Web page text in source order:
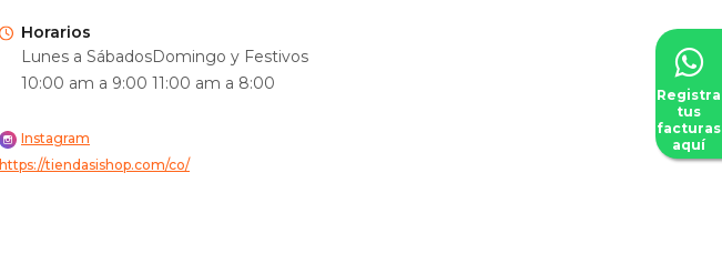
Horarios
Lunes a Sábados
10:00 am a 9:00
Domingo y Festivos
11:00 am a 8:00
Instagram
https://tiendasishop.com/co/
Registra
tus
facturas
aquí